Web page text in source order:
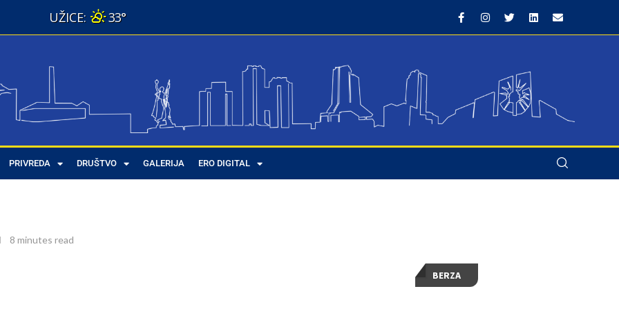
33°
PRIVREDA DRUŠTVO GALERIJA ERO DIGITAL
igračke iz doba „Odrastanja”
8 minutes read
BERZA